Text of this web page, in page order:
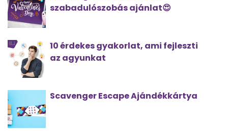
szabadulószobás ajánlat😍
10 érdekes gyakorlat, ami fejleszti
az agyunkat
Scavenger Escape Ajándékkártya